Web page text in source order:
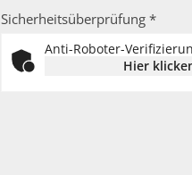
Sicherheitsüberprüfung *
Anti-Roboter-
Hier